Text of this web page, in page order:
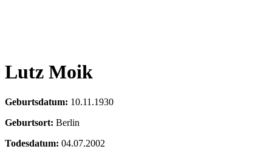
Lutz Moik
Geburtsdatum: 10.11.1930
Geburtsort: Berlin
Todesdatum: 04.07.2002